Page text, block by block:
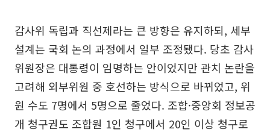
감사위 독립과 직선제라는 큰 방향은 유지하되, 세부
설계는 국회 논의 과정에서 일부 조정됐다. 당초 감사
위원장은 대통령이 임명하는 안이었지만 관치 논란을
고려해 외부위원 중 호선하는 방식으로 바뀌었고, 위
원 수도 7명에서 5명으로 줄었다. 조합·중앙회 정보공
개 청구권도 조합원 1인 청구에서 20인 이상 청구로